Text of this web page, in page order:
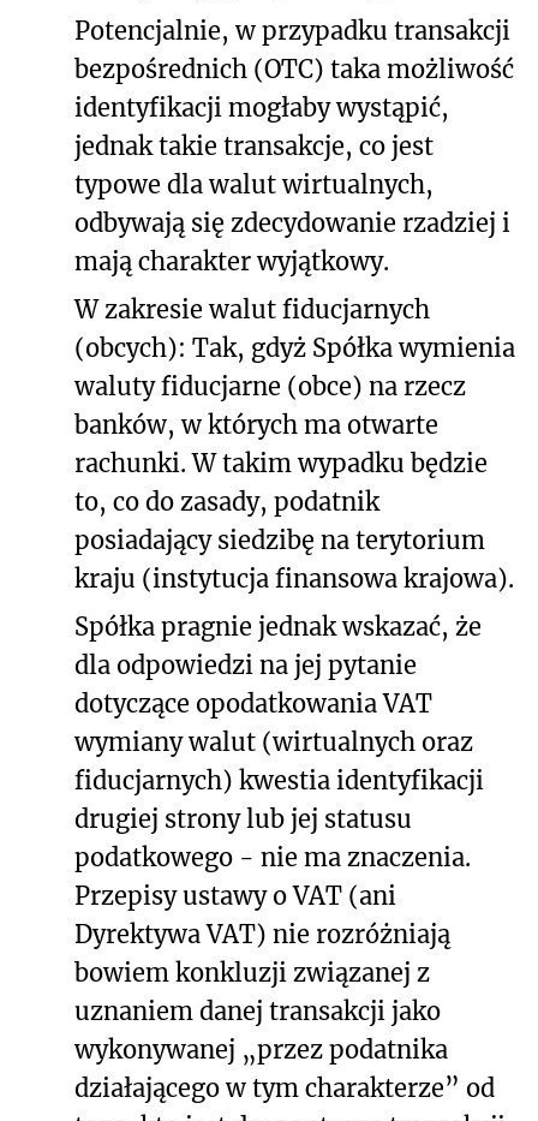
Potencjalnie, w przypadku transakcji
bezpośrednich (OTC) taka możliwość
identyfikacji mogłaby wystąpić,
jednak takie transakcje, co jest
typowe dla walut wirtualnych,
odbywają się zdecydowanie rzadziej i
mają charakter wyjątkowy.
W zakresie walut fiducjarnych
(obcych): Tak, gdyż Spółka wymienia
waluty fiducjarne (obce) na rzecz
banków, w których ma otwarte
rachunki. W takim wypadku będzie
to, co do zasady, podatnik
posiadający siedzibę na terytorium
kraju (instytucja finansowa krajowa).
Spółka pragnie jednak wskazać, że
dla odpowiedzi na jej pytanie
dotyczące opodatkowania VAT
wymiany walut (wirtualnych oraz
fiducjarnych) kwestia identyfikacji
drugiej strony lub jej statusu
podatkowego - nie ma znaczenia.
Przepisy ustawy o VAT (ani
Dyrektywa VAT) nie rozróżniają
bowiem konkluzji związanej z
uznaniem danej transakcji jako
wykonywanej „przez podatnika
działającego w tym charakterze” od